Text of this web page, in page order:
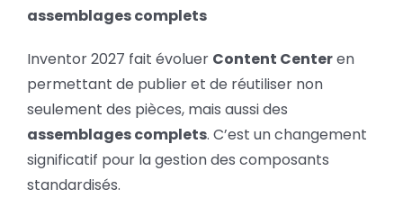
assemblages complets
Inventor 2027 fait évoluer Content Centeren
permettant de publier et de réutiliser non
seulement des pièces, mais aussi des
assemblages complets. C’est un changement
significatif pour la gestion des composants
standardisés.